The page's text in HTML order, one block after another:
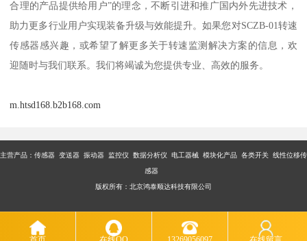
合理的产品提供给用户”的理念，不断引进和推广国内外先进技术，
助力更多行业用户实现装备升级与效能提升。如果您对SCZB-01转速
传感器感兴趣，或希望了解更多关于转速监测解决方案的信息，欢
迎随时与我们联系。我们将竭诚为您提供专业、高效的服务。
m.htsd168.b2b168.com
主营产品：传感器 变送器 振动器 监控仪 数据分析仪 电工器械 模块化产品 各类开关 线性位移传
感器
版权所有：北京鸿泰顺达科技有限公司